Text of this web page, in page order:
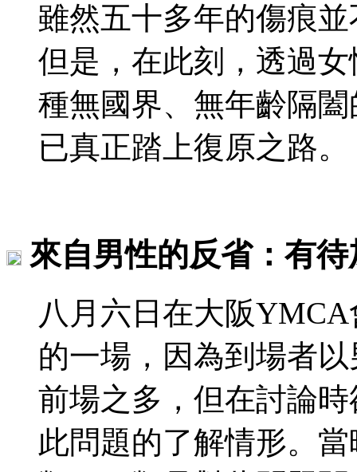
雖然五十多年的傷痕
但是，在此刻，透過
種無國界、無年齡隔
已真正踏上復原之路。
來自男性的反省：有待
八月六日在大阪
的一場，因為到場者
前場之多，但在討論
此問題的了解情形。